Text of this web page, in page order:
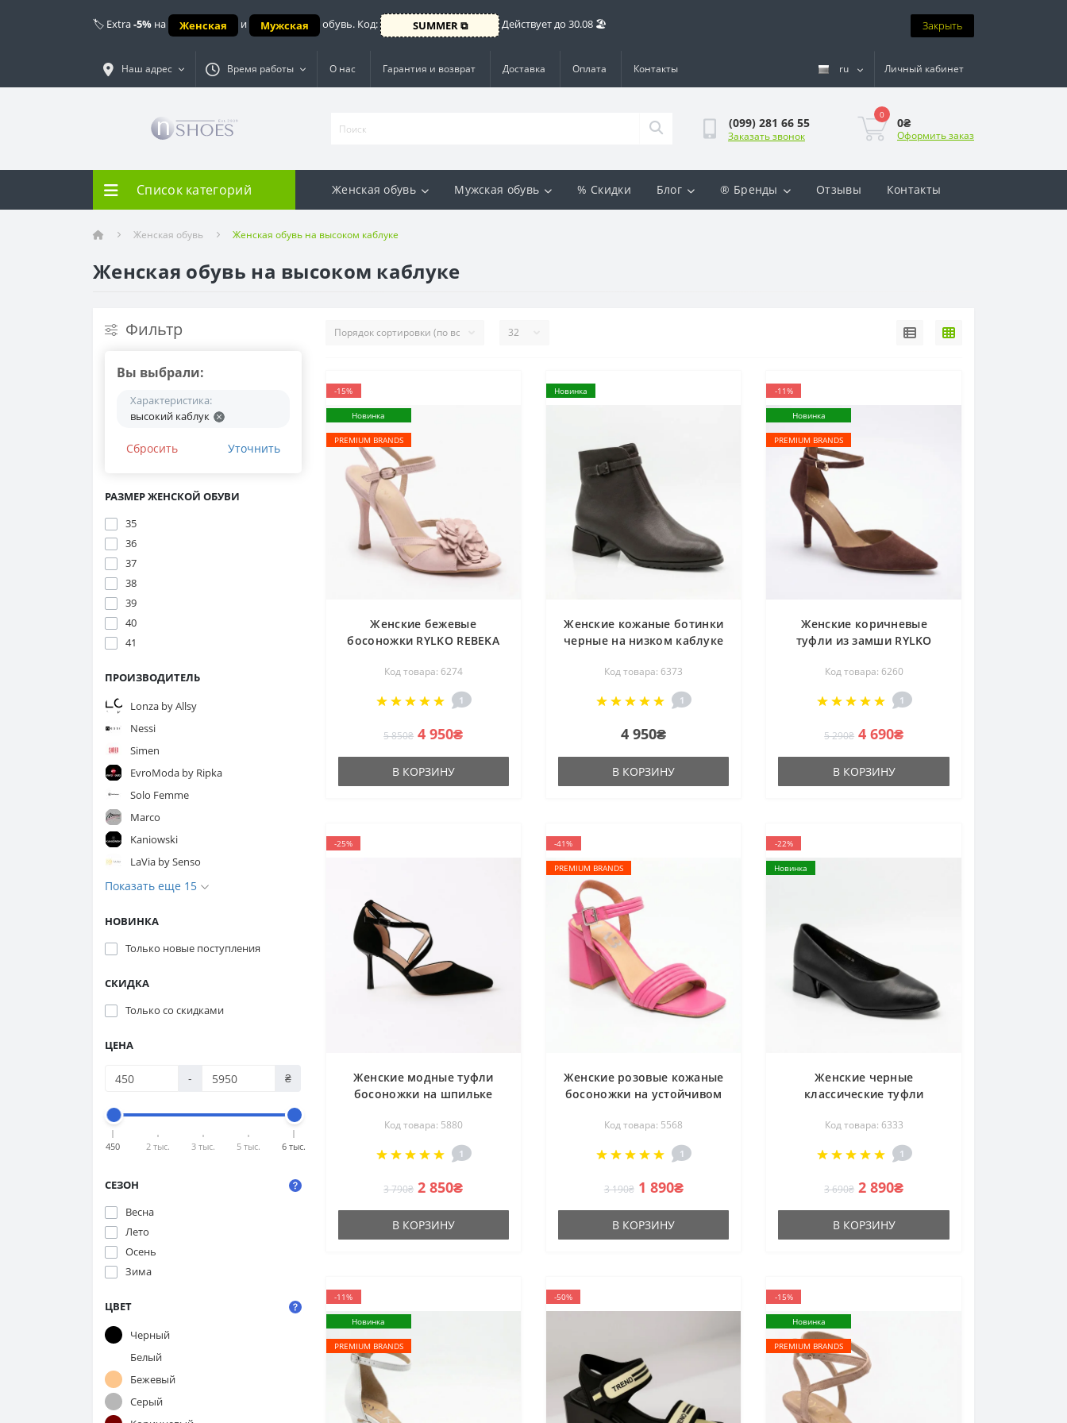
🏷️ Extra-5% на Женская и Мужская обувь. Код: SUMMER ⧉ Действует до 30.08 🏖️ Закрыть
Наш адрес Время работы О нас Гарантия и возврат Доставка Оплата Контакты ru Личный кабинет
(099) 281 66 55
Заказать звонок
0
0₴
Оформить заказ
Список категорий Женская обувь Мужская обувь % Скидки Блог ® Бренды Отзывы Контакты
Женская обувь Женская обувь на высоком каблуке
Женская обувь на высоком каблуке
Фильтр
Вы выбрали:
Характеристика:
высокий каблук
Сбросить Уточнить
РАЗМЕР ЖЕНСКОЙ ОБУВИ
35
36
37
38
39
40
41
ПРОИЗВОДИТЕЛЬ
Lonza by Allsy
Nessi
Simen
EvroModa by Ripka
Solo Femme
Marco
Kaniowski
LaVia by Senso
Показать еще 15
НОВИНКА
Только новые поступления
СКИДКА
Только со cкидками
ЦЕНА
- ₴
450 2 тыс. 3 тыс. 5 тыс. 6 тыс.
СЕЗОН
Весна
Лето
Осень
Зима
ЦВЕТ
Черный
Белый
Бежевый
Серый
-15%
Новинка
PREMIUM BRANDS
Женские бежевые
босоножки RYLKO REBEKA
натуральной кожи на
каблуке от полького
бренда
Код товара: 6274
1
5 850₴ 4 950₴
В КОРЗИНУ
Новинка
Женские кожаные ботинки
черные на низком каблуке
217198 T1518-H55-15 6373
CHOCOLATE коричневые в
тренде
Код товара: 6373
1
4 950₴
В КОРЗИНУ
-11%
Новинка
PREMIUM BRANDS
Женские коричневые
туфли из замши RYLKO
6260
Код товара: 6260
1
5 290₴ 4 690₴
В КОРЗИНУ
-25%
Женские модные туфли
босоножки на шпильке
4FL251-JM182-P003 5880 из
натуральной замши с
ремешками на щиколотке
Код товара: 5880
1
3 790₴ 2 850₴
В КОРЗИНУ
-41%
PREMIUM BRANDS
Женские розовые кожаные
босоножки на устойчивом
яркие и оригинальные
Код товара: 5568
1
3 190₴ 1 890₴
В КОРЗИНУ
-22%
Новинка
Женские черные
классические туфли
6333 BLACK из натуральной
кожи на устойчивом
среднем каблуке
Код товара: 6333
1
3 690₴ 2 890₴
В КОРЗИНУ
-11%
Новинка
PREMIUM BRANDS
-50% -15%
Новинка
PREMIUM BRANDS